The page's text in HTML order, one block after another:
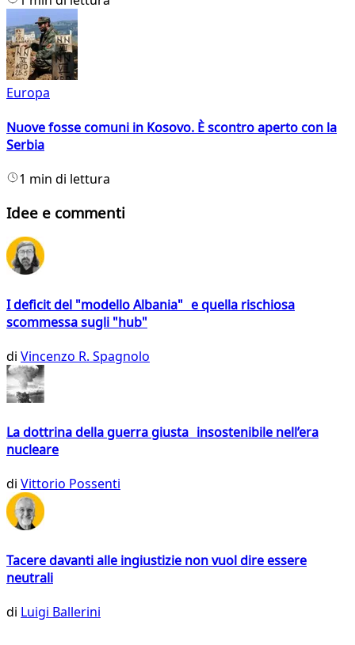
Europa
Nuove fosse comuni in Kosovo. È scontro aperto con la
Serbia
1 min di lettura
Idee e commenti
I deficit del "modello Albania" e quella rischiosa
scommessa sugli "hub"
di Vincenzo R. Spagnolo
La dottrina della guerra giusta insostenibile nell’era
nucleare
di Vittorio Possenti
Tacere davanti alle ingiustizie non vuol dire essere
neutrali
di Luigi Ballerini